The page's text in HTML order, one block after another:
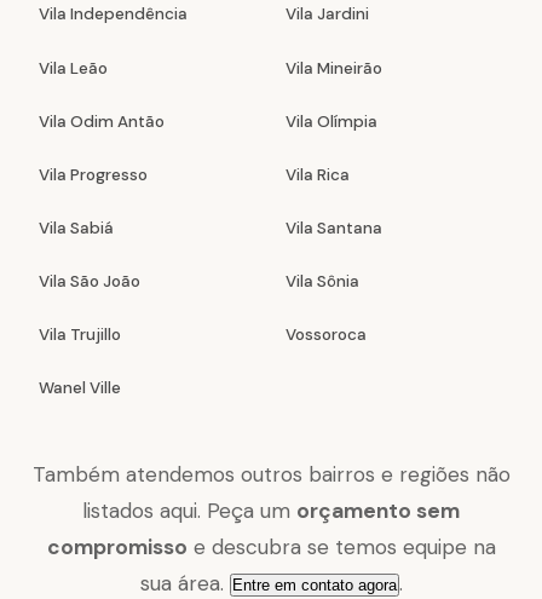
Vila Independência Vila Jardini
Vila Leão Vila Mineirão
Vila Odim Antão Vila Olímpia
Vila Progresso Vila Rica
Vila Sabiá Vila Santana
Vila São João Vila Sônia
Vila Trujillo Vossoroca
Wanel Ville
Também atendemos outros bairros e regiões não
listados aqui. Peça um orçamento sem
compromisso e descubra se temos equipe na
sua área.
Entre em contato agora.